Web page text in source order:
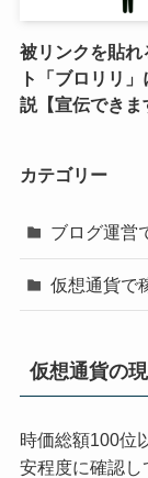
被リンクを貼れ
ト「ブロリリ
説【宣伝できま
カテゴリー
ブログ運営
仮想通貨で
仮想通貨の
時価総額100位
安程度に確認し